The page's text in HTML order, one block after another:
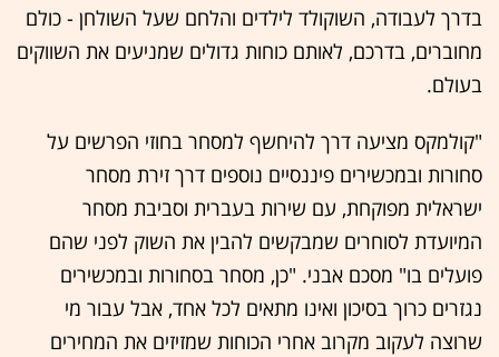
בדרך לעבודה, השוקולד לילדים והלחם שעל השולחן - כולם
מחוברים, בדרכם, לאותם כוחות גדולים שמניעים את השווקים
בעולם.
"קולמקס מציעה דרך להיחשף למסחר בחוזי הפרשים על
סחורות ובמכשירים פיננסיים נוספים דרך זירת מסחר
ישראלית מפוקחת, עם שירות בעברית וסביבת מסחר
המיועדת לסוחרים שמבקשים להבין את השוק לפני שהם
פועלים בו" מסכם אבני. "כן, מסחר בסחורות ובמכשירים
נגזרים כרוך בסיכון ואינו מתאים לכל אחד, אבל עבור מי
שרוצה לעקוב מקרוב אחרי הכוחות שמזיזים את המחירים